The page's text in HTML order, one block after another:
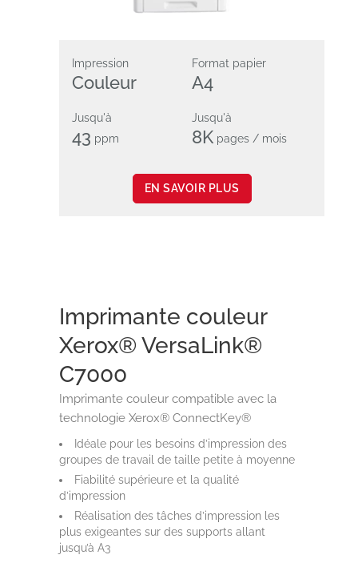
Impression
Couleur
Format papier
A4
Jusqu'à
43 ppm
Jusqu'à
8K pages / mois
EN SAVOIR PLUS
Imprimante couleur
Xerox® VersaLink®
C7000
Imprimante couleur compatible avec la
technologie Xerox® ConnectKey®
Idéale pour les besoins d’impression des
groupes de travail de taille petite à moyenne
Fiabilité supérieure et la qualité
d’impression
Réalisation des tâches d’impression les
plus exigeantes sur des supports allant
jusqu’à A3